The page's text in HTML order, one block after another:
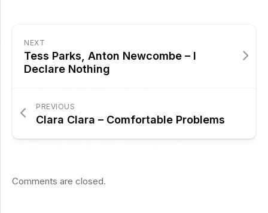
NEXT
Tess Parks, Anton Newcombe – I
Declare Nothing
PREVIOUS
Clara Clara – Comfortable Problems
Comments are closed.